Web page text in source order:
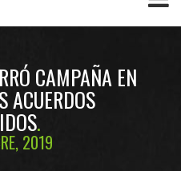
CAMPAÑA EN
ACUERDOS
2019